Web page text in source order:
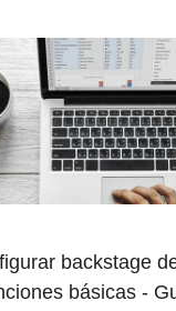
backstage
básicas -